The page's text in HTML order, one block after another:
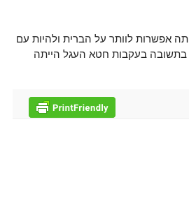
אפשרות לוותר על הברית ולהיות עם
בתשובה בעקבות חטא העגל הייתה